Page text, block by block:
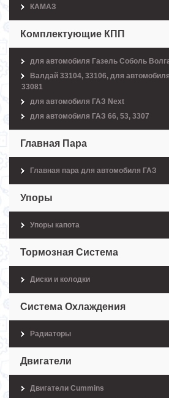
КАМАЗ
Комплектующие КПП
для автомобиля Газель Соболь
Валдай 33104, 33106, для
33081
для автомобиля ГАЗ Next
для автомобиля ГАЗ 66, 53, 3307
Главная Пара
Главная пара для автомобиля ГАЗ
Упоры
Упоры капота
Тормозная Система
Диски и колодки
Система Охлаждения
Радиаторы
Двигатели
Двигатели Cummins